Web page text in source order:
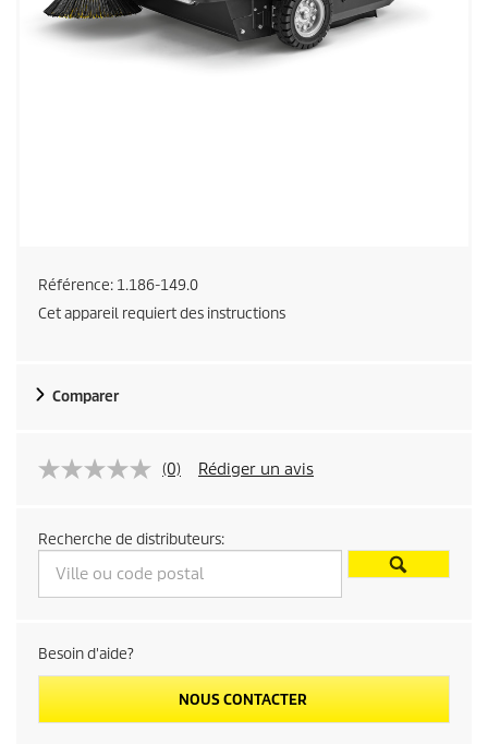
Référence: 1.186-149.0
Cet appareil requiert des instructions
Comparer
(0) Rédiger un avis
Recherche de distributeurs:
Besoin d'aide?
NOUS CONTACTER